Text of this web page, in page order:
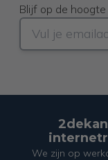
Blijf op de
We zijn op